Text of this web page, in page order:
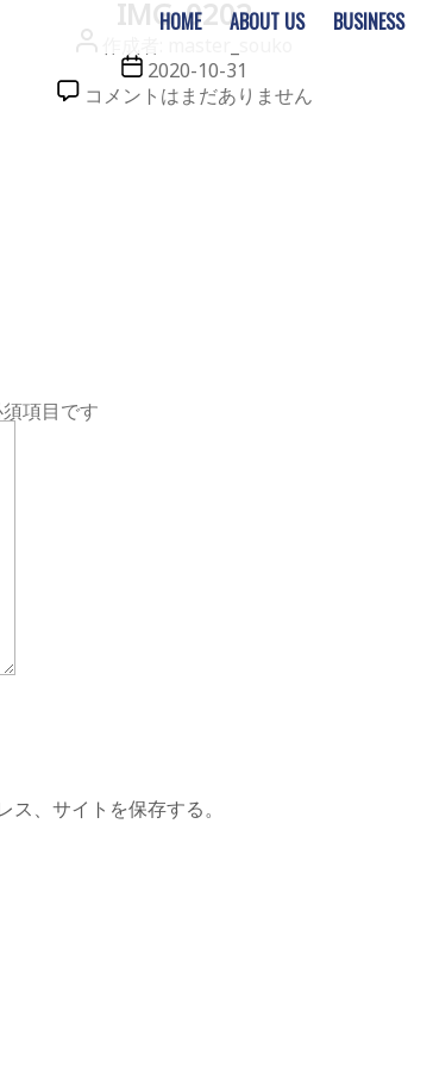
HOME ABOUT US BUSINESS
IMG_0202
投
稿
者 投
稿
日
2020-10-31
IMG_0202
へ
コメントはまだありません
項目です
、サイトを保存する。